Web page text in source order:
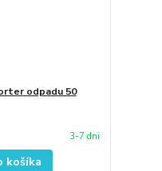
odpadu 50
3-7 dni
košíka